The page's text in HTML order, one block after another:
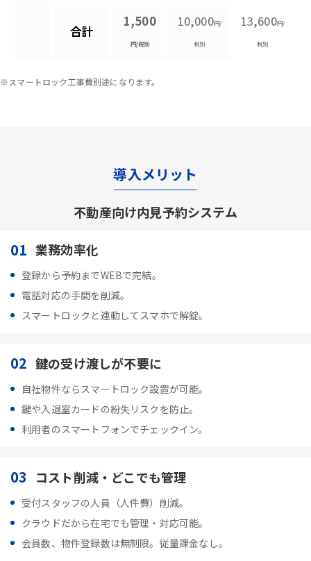
合計
1,500
円/税別
10,000円/
税別
13,600円/
税別
※スマートロック工事費別途になります。
導入メリット
不動産向け内見予約システム
01 業務効率化
登録から予約までWEBで完結。
電話対応の手間を削減。
スマートロックと連動してスマホで解錠。
02 鍵の受け渡しが不要に
自社物件ならスマートロック設置が可能。
鍵や入退室カードの紛失リスクを防止。
利用者のスマートフォンでチェックイン。
03 コスト削減・どこでも管理
受付スタッフの人員（人件費）削減。
クラウドだから在宅でも管理・対応可能。
会員数、物件登録数は無制限。従量課金なし。